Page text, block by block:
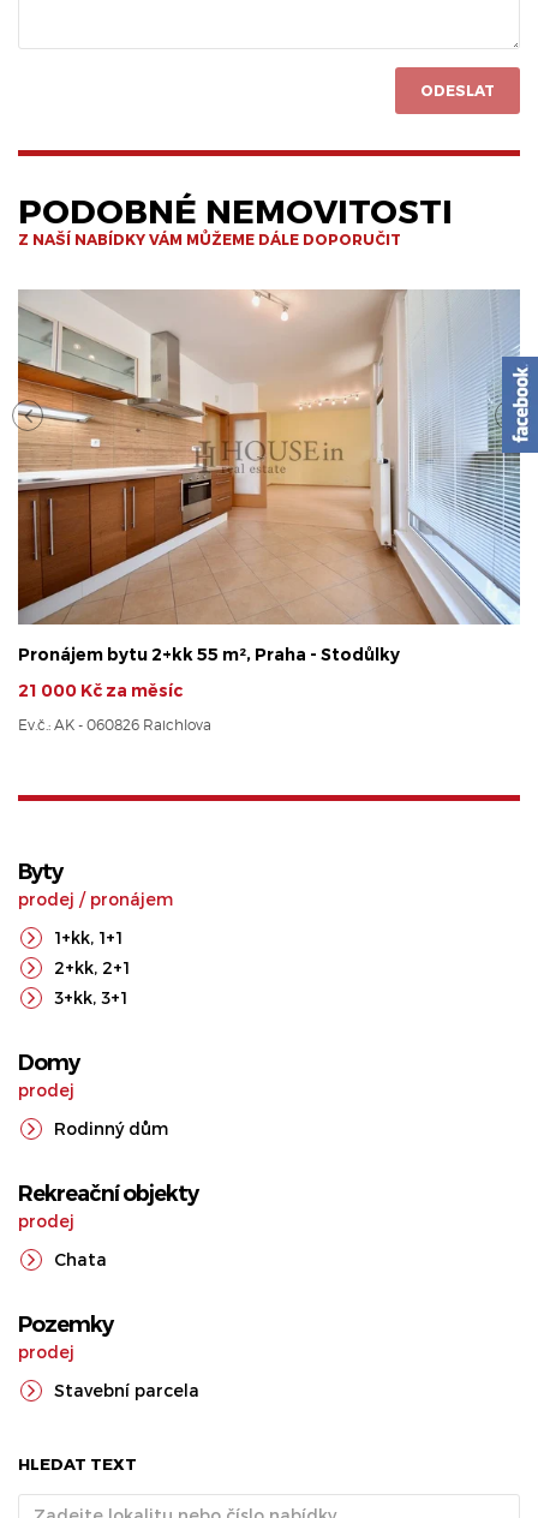
ODESLAT
PODOBNÉ NEMOVITOSTI
Z NAŠÍ NABÍDKY VÁM MŮŽEME DÁLE DOPORUČIT
Pronájem bytu 1+kk 34 m², Praha - Jinonice
rezervováno
Ev.č.: PP8010726 - Na vysoké
Byty
prodej / pronájem
1+kk, 1+1
2+kk, 2+1
3+kk, 3+1
Domy
prodej
Rodinný dům
Rekreační objekty
prodej
Chata
Pozemky
prodej
Stavební parcela
HLEDAT TEXT